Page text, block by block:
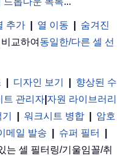
추가 열 이동
숨겨진
교하여 동일한/다른 셀 선
디자인 보기
향상된 수
트 관리자 자원 라이브러리
워크시트 병합
암호
메일 발송 슈퍼 필터
는 셀 필터링/기울임꼴/취